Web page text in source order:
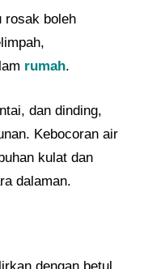
rosak boleh
rumah.
dan dinding,
Kebocoran air
kulat dan
dalaman.